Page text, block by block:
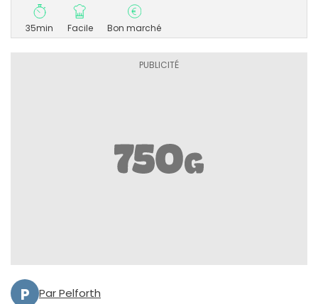
35min Facile Bon marché
P Par Pelforth